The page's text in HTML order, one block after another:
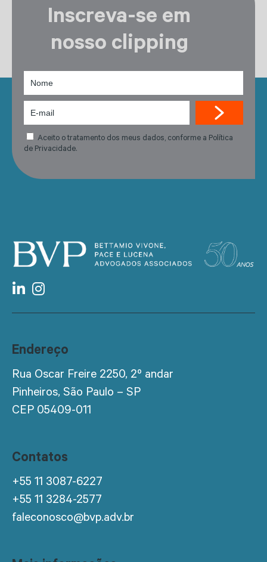
Inscreva-se em
nosso clipping
Aceito o tratamento dos meus dados, conforme a Política
de Privacidade.
Endereço
Rua Oscar Freire 2250, 2º andar
Pinheiros, São Paulo – SP
CEP 05409-011
Contatos
+55 11 3087-6227
+55 11 3284-2577
faleconosco@bvp.adv.br